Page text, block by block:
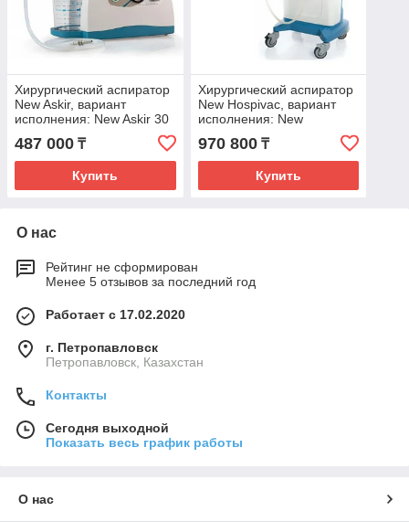
Хирургический аспиратор
New Askir, вариант
исполнения: New Askir 30
487 000 ₸
Купить
Хирургический аспиратор
New Hospivac, вариант
исполнения: New
Hospivac 350
970 800₸
Купить
О нас
Рейтинг не сформирован
Менее 5 отзывов за последний год
Работает с 17.02.2020
г. Петропавловск
Петропавловск, Казахстан
Контакты
Сегодня выходной
Показать весь график работы
О нас